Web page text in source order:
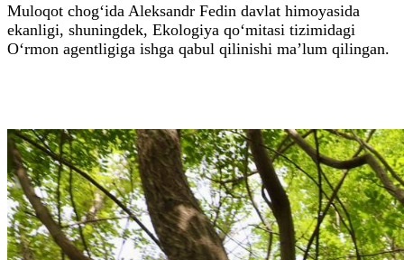
Muloqot chog‘ida Aleksandr Fedin davlat himoyasida
ekanligi, shuningdek, Ekologiya qo‘mitasi tizimidagi
O‘rmon agentligiga ishga qabul qilinishi ma’lum qilingan.